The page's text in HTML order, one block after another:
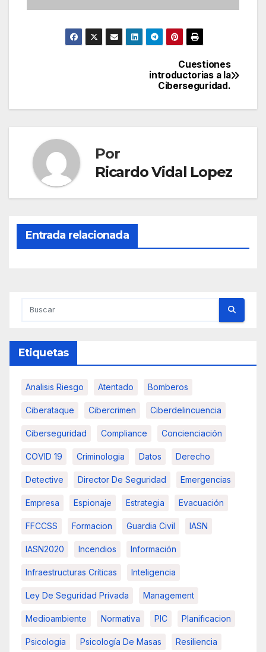
Cuestiones
introductorias a la
Ciberseguridad.
Por
Ricardo Vidal Lopez
Entrada relacionada
Etiquetas
Analisis Riesgo Atentado Bomberos
Ciberataque Cibercrimen Ciberdelincuencia
Ciberseguridad Compliance Concienciación
COVID 19 Criminologia Datos Derecho
Detective Director De Seguridad Emergencias
Empresa Espionaje Estrategia Evacuación
FFCCSS Formacion Guardia Civil IASN
IASN2020 Incendios Información
Infraestructuras Críticas Inteligencia
Ley De Seguridad Privada Management
Medioambiente Normativa PIC Planificacion
Psicologia Psicología De Masas Resiliencia